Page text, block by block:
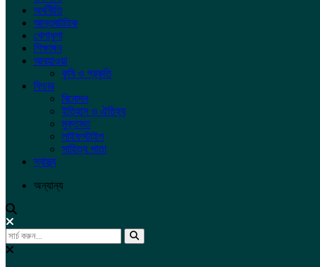
অর্থনীতি
আন্তর্জাতিক
খেলাধুলা
শিক্ষাঙ্গন
আবহাওয়া
কৃষি ও প্রকৃতি
ফিচার
বিনোদন
ইতিহাস ও ঐতিহ্য
মুক্তমত
লাইফস্টাইল
সাহিত্য পাতা
স্বাস্থ্য
অন্যান্য